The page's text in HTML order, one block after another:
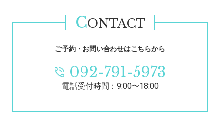
CONTACT
ご予約・お問い合わせはこちらから
092-791-5973
電話受付時間：9:00〜18:00